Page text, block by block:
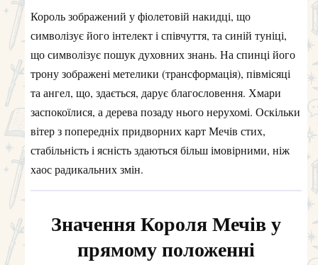
Король зображений у фіолетовій накидці, що
символізує його інтелект і співчуття, та синій туніці,
що символізує пошук духовних знань. На спинці його
трону зображені метелики (трансформація), півмісяці
та ангел, що, здається, дарує благословення. Хмари
заспокоїлися, а дерева позаду нього нерухомі. Оскільки
вітер з попередніх придворних карт Мечів стих,
стабільність і ясність здаються більш імовірними, ніж
хаос радикальних змін.
Значення Короля Мечів у
прямому положенні